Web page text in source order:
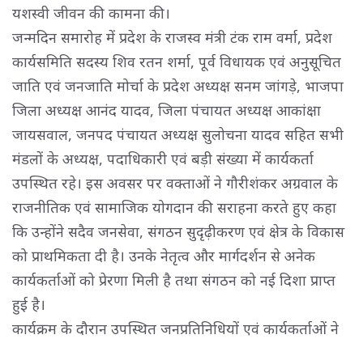
यशस्वी जीवन की कामना की।
जन्मदिन समारोह में प्रदेश के राजस्व मंत्री टंक राम वर्मा, प्रदेश
कार्यसमिति सदस्य शिव रतन शर्मा, पूर्व विधायक एवं अनुसूचित
जाति एवं जनजाति मोर्चा के प्रदेश अध्यक्ष सनम जांगड़े, भाजपा
जिला अध्यक्ष आनंद यादव, जिला पंचायत अध्यक्ष आकांक्षा
जायसवाल, जनपद पंचायत अध्यक्ष सुलोचना यादव सहित सभी
मंडलों के अध्यक्ष, पदाधिकारी एवं बड़ी संख्या में कार्यकर्ता
उपस्थित रहे। इस अवसर पर वक्ताओं ने गौरीशंकर अग्रवाल के
राजनीतिक एवं सामाजिक योगदान की सराहना करते हुए कहा
कि उन्होंने सदैव जनसेवा, संगठन सुदृढ़ीकरण एवं क्षेत्र के विकास
को प्राथमिकता दी है। उनके नेतृत्व और मार्गदर्शन से अनेक
कार्यकर्ताओं को प्रेरणा मिली है तथा संगठन को नई दिशा प्राप्त
हुई है।
कार्यक्रम के दौरान उपस्थित जनप्रतिनिधियों एवं कार्यकर्ताओं ने